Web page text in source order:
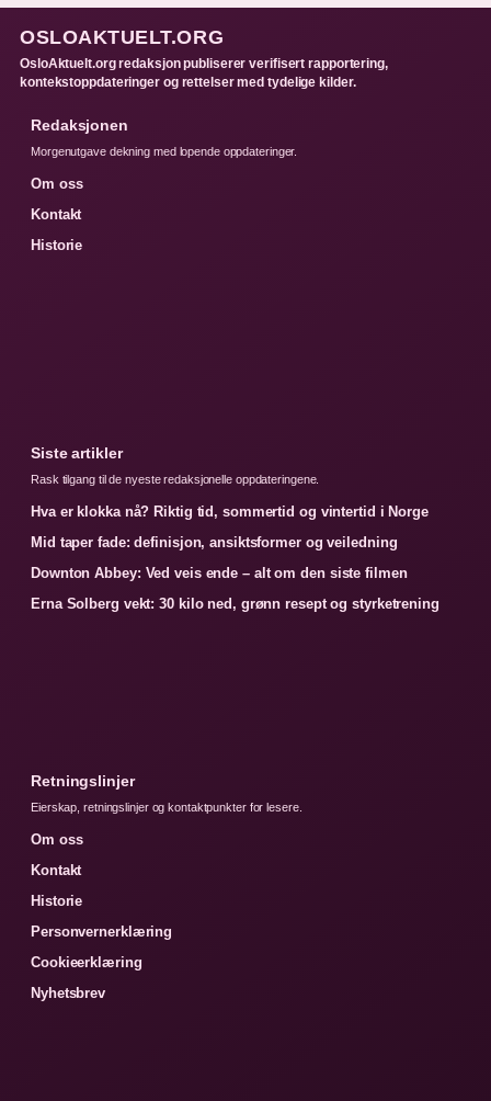
OSLOAKTUELT.ORG
OsloAktuelt.org redaksjon publiserer verifisert rapportering,
kontekstoppdateringer og rettelser med tydelige kilder.
Redaksjonen
Morgenutgave dekning med lopende oppdateringer.
Om oss
Kontakt
Historie
Siste artikler
Rask tilgang til de nyeste redaksjonelle oppdateringene.
Hva er klokka nå? Riktig tid, sommertid og vintertid i Norge
Mid taper fade: definisjon, ansiktsformer og veiledning
Downton Abbey: Ved veis ende – alt om den siste filmen
Erna Solberg vekt: 30 kilo ned, grønn resept og styrketrening
Retningslinjer
Eierskap, retningslinjer og kontaktpunkter for lesere.
Om oss
Kontakt
Historie
Personvernerklæring
Cookieerklæring
Nyhetsbrev